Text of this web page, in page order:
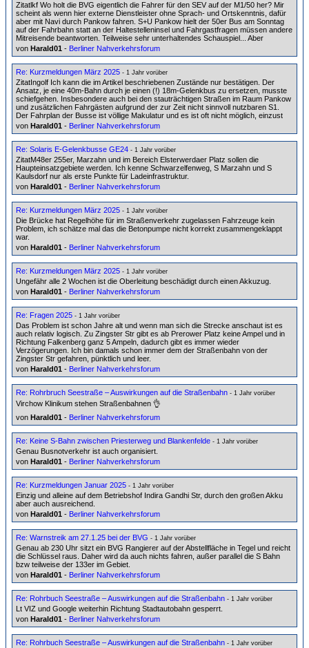
Zitatlkf Wo holt die BVG eigentlich die Fahrer für den SEV auf der M1/50 her? Mir
scheint als wenn hier externe Dienstleister ohne Sprach- und Ortskenntnis, dafür
aber mit Navi durch Pankow fahren. S+U Pankow hielt der 50er Bus am Sonntag
auf der Fahrbahn statt an der Haltestelleninsel und Fahrgastfragen müssen andere
Mitreisende beantworten. Teilweise sehr unterhaltendes Schauspiel... Aber
von Harald01 - Berliner Nahverkehrsforum
Re: Kurzmeldungen März 2025 - 1 Jahr vorüber
ZitatIngolf Ich kann die im Artikel beschriebenen Zustände nur bestätigen. Der
Ansatz, je eine 40m-Bahn durch je einen (!) 18m-Gelenkbus zu ersetzen, musste
schiefgehen. Insbesondere auch bei den stauträchtigen Straßen im Raum Pankow
und zusätzlichen Fahrgästen aufgrund der zur Zeit nicht sinnvoll nutzbaren S1.
Der Fahrplan der Busse ist völlige Makulatur und es ist oft nicht möglich, einzust
von Harald01 - Berliner Nahverkehrsforum
Re: Solaris E-Gelenkbusse GE24 - 1 Jahr vorüber
ZitatM48er 255er, Marzahn und im Bereich Elsterwerdaer Platz sollen die
Haupteinsatzgebiete werden. Ich kenne Schwarzelfenweg, S Marzahn und S
Kaulsdorf nur als erste Punkte für Ladeinfrastruktur.
von Harald01 - Berliner Nahverkehrsforum
Re: Kurzmeldungen März 2025 - 1 Jahr vorüber
Die Brücke hat Regelhöhe für im Straßenverkehr zugelassen Fahrzeuge kein
Problem, ich schätze mal das die Betonpumpe nicht korrekt zusammengeklappt
war.
von Harald01 - Berliner Nahverkehrsforum
Re: Kurzmeldungen März 2025 - 1 Jahr vorüber
Ungefähr alle 2 Wochen ist die Oberleitung beschädigt durch einen Akkuzug.
von Harald01 - Berliner Nahverkehrsforum
Re: Fragen 2025 - 1 Jahr vorüber
Das Problem ist schon Jahre alt und wenn man sich die Strecke anschaut ist es
auch relativ logisch. Zu Zingster Str gibt es ab Prerower Platz keine Ampel und in
Richtung Falkenberg ganz 5 Ampeln, dadurch gibt es immer wieder
Verzögerungen. Ich bin damals schon immer dem der Straßenbahn von der
Zingster Str gefahren, pünktlich und leer.
von Harald01 - Berliner Nahverkehrsforum
Re: Rohrbruch Seestraße – Auswirkungen auf die Straßenbahn - 1 Jahr vorüber
Virchow Klinikum stehen Straßenbahnen 👌
von Harald01 - Berliner Nahverkehrsforum
Re: Keine S-Bahn zwischen Priesterweg und Blankenfelde - 1 Jahr vorüber
Genau Busnotverkehr ist auch organisiert.
von Harald01 - Berliner Nahverkehrsforum
Re: Kurzmeldungen Januar 2025 - 1 Jahr vorüber
Einzig und alleine auf dem Betriebshof Indira Gandhi Str, durch den großen Akku
aber auch ausreichend.
von Harald01 - Berliner Nahverkehrsforum
Re: Warnstreik am 27.1.25 bei der BVG - 1 Jahr vorüber
Genau ab 230 Uhr sitzt ein BVG Rangierer auf der Abstellfläche in Tegel und reicht
die Schlüssel raus. Daher wird da auch nichts fahren, außer parallel die S Bahn
bzw teilweise der 133er im Gebiet.
von Harald01 - Berliner Nahverkehrsforum
Re: Rohrbuch Seestraße – Auswirkungen auf die Straßenbahn - 1 Jahr vorüber
Lt VIZ und Google weiterhin Richtung Stadtautobahn gesperrt.
von Harald01 - Berliner Nahverkehrsforum
Re: Rohrbuch Seestraße – Auswirkungen auf die Straßenbahn - 1 Jahr vorüber